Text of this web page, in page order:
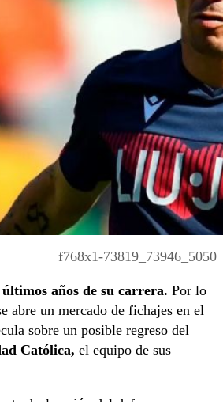
f768x1-73819_73946_5050
años de su carrera. Por lo
abre un mercado de fichajes en el
sobre un posible regreso del
Católica, el equipo de sus